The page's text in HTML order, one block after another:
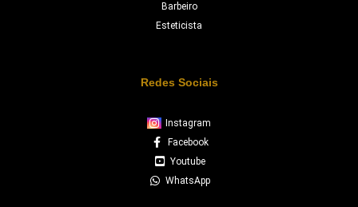
Barbeiro
Esteticista
Redes Sociais
Instagram
Facebook
Youtube
WhatsApp